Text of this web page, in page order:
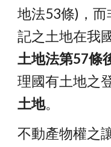
地法53條)，
記之土地在我
土地法第57條
理國有土地之
土地。
不動產物權之